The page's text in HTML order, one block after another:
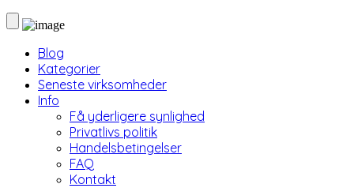
Blog
Kategorier
Seneste virksomheder
Info
Få yderligere synlighed
Privatlivs politik
Handelsbetingelser
FAQ
Kontakt